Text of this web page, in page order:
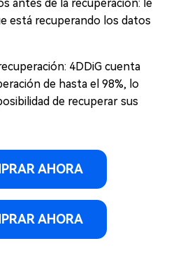
antes de la recuperación: le
está recuperando los datos
4DDiG cuenta
de hasta el 98%, lo
de recuperar sus
AHORA
AHORA